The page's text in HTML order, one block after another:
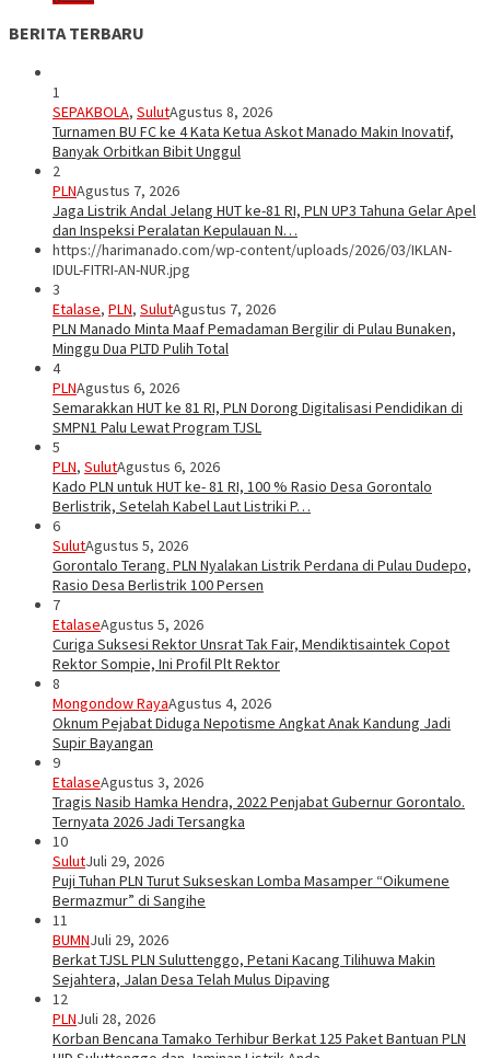
BERITA TERBARU
1
SEPAKBOLA, SulutAgustus 8, 2026
Turnamen BU FC ke 4 Kata Ketua Askot Manado Makin Inovatif,
Banyak Orbitkan Bibit Unggul
2
PLNAgustus 7, 2026
Jaga Listrik Andal Jelang HUT ke-81 RI, PLN UP3 Tahuna Gelar Apel
dan Inspeksi Peralatan Kepulauan N…
https://harimanado.com/wp-content/uploads/2026/03/IKLAN-
IDUL-FITRI-AN-NUR.jpg
3
Etalase, PLN, SulutAgustus 7, 2026
PLN Manado Minta Maaf Pemadaman Bergilir di Pulau Bunaken,
Minggu Dua PLTD Pulih Total
4
PLNAgustus 6, 2026
Semarakkan HUT ke 81 RI, PLN Dorong Digitalisasi Pendidikan di
SMPN1 Palu Lewat Program TJSL
5
PLN, SulutAgustus 6, 2026
Kado PLN untuk HUT ke- 81 RI, 100 % Rasio Desa Gorontalo
Berlistrik, Setelah Kabel Laut Listriki P…
6
SulutAgustus 5, 2026
Gorontalo Terang. PLN Nyalakan Listrik Perdana di Pulau Dudepo,
Rasio Desa Berlistrik 100 Persen
7
EtalaseAgustus 5, 2026
Curiga Suksesi Rektor Unsrat Tak Fair, Mendiktisaintek Copot
Rektor Sompie, Ini Profil Plt Rektor
8
Mongondow RayaAgustus 4, 2026
Oknum Pejabat Diduga Nepotisme Angkat Anak Kandung Jadi
Supir Bayangan
9
EtalaseAgustus 3, 2026
Tragis Nasib Hamka Hendra, 2022 Penjabat Gubernur Gorontalo.
Ternyata 2026 Jadi Tersangka
10
SulutJuli 29, 2026
Puji Tuhan PLN Turut Sukseskan Lomba Masamper “Oikumene
Bermazmur” di Sangihe
11
BUMNJuli 29, 2026
Berkat TJSL PLN Suluttenggo, Petani Kacang Tilihuwa Makin
Sejahtera, Jalan Desa Telah Mulus Dipaving
12
PLNJuli 28, 2026
Korban Bencana Tamako Terhibur Berkat 125 Paket Bantuan PLN